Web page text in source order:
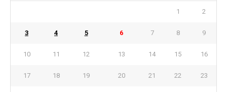
1 2
3 4 5 6 7 8 9
10 11 12 13 14 15 16
17 18 19 20 21 22 23